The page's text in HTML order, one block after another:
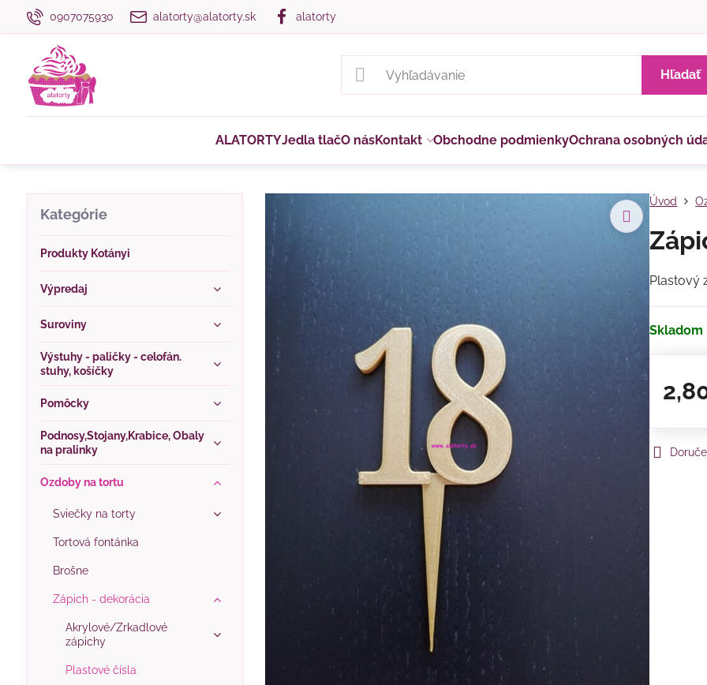
0907075930 alatorty@alatorty.sk alatorty
Hľadať
ALATORTYJedla tlačO násKontakt Obchodne podmienkyOchrana osobných
Úvod
Plastový
Skladom
Kategórie
Produkty Kotányi
Výpredaj
Suroviny
Výstuhy - paličky - celofán.
stuhy, košíčky
Pomôcky
Podnosy,Stojany,Krabice, Obaly
na pralinky
Ozdoby na tortu
Sviečky na torty
Tortová fontánka
Brošne
Zápich - dekorácia
Akrylové/Zrkadlové
zápichy
Plastové čísla